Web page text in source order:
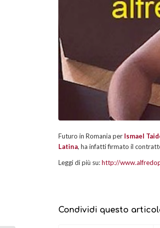
Futuro in Romania per Ismael
Latina, ha infatti firmato il
Leggi di più su:http://
Condividi questo